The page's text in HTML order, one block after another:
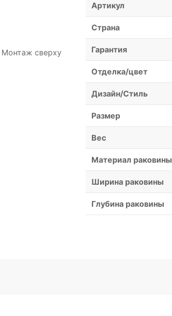
Монтаж сверху
Артикул
Страна
Гарантия
Отделка/цвет
Дизайн/Стиль
Размер
Вес
Материал раковины
Ширина раковины
Глубина раковины